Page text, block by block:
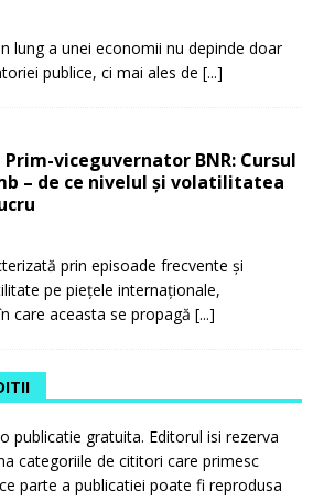
lung a unei economii nu depinde doar
publice, ci mai ales de [...]
Prim-viceguvernator BNR: Cursul
– de ce nivelul și volatilitatea
prin episoade frecvente și
pe piețele internaționale,
care aceasta se propagă [...]
publicatie gratuita. Editorul isi rezerva
categoriile de cititori care primesc
parte a publicatiei poate fi reprodusa